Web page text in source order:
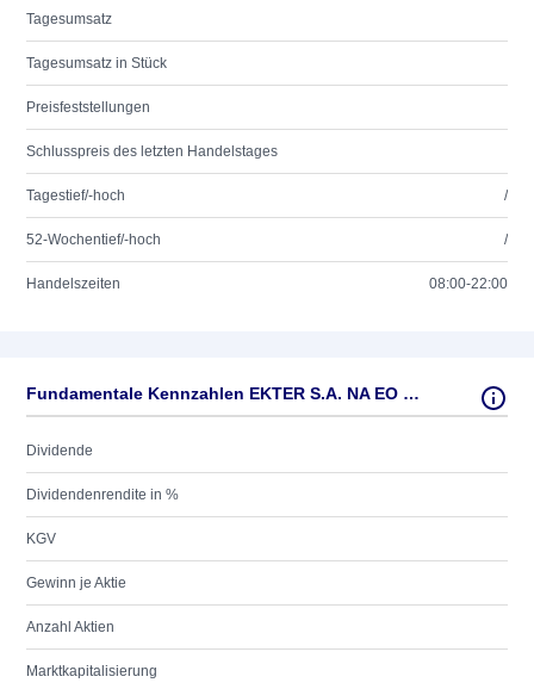
Tagesumsatz
Tagesumsatz in Stück
Preisfeststellungen
Schlusspreis des letzten Handelstages
Tagestief/-hoch /
52-Wochentief/-hoch /
Handelszeiten 08:00-22:00
Fundamentale Kennzahlen EKTER S.A. NA EO 0,26
Dividende
Dividendenrendite in %
KGV
Gewinn je Aktie
Anzahl Aktien
Marktkapitalisierung